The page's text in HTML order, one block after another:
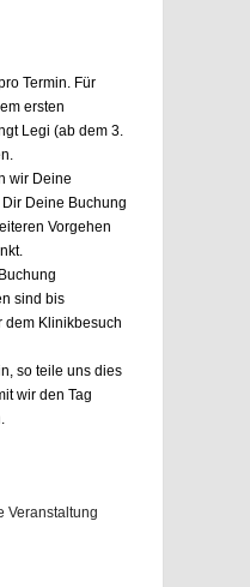
Termin. Für
ersten
Legi (ab dem 3.
wir Deine
Deine Buchung
Vorgehen
sind bis
dem Klinikbesuch
so teile uns dies
wir den Tag
Veranstaltung